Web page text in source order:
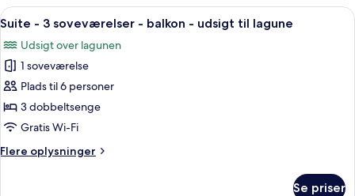
udsigt
til
lagune
soveværelser
balkon
til
lagune
Indlæs
alle
billeder
af
Suite
-
3
-
Et hotelværelse med en seng, et
22
Suite - 3 soveværelser - balkon - udsigt til lagune
Udsigt over lagunen
1 soveværelse
Plads til 6 personer
3 dobbeltsenge
Gratis Wi-Fi
Flere oplysninger
Flere
Se priser